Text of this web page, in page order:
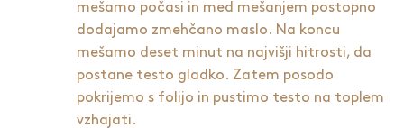
mešamo počasi in med mešanjem postopno
dodajamo zmehčano maslo. Na koncu
mešamo deset minut na najvišji hitrosti, da
postane testo gladko. Zatem posodo
pokrijemo s folijo in pustimo testo na toplem
vzhajati.